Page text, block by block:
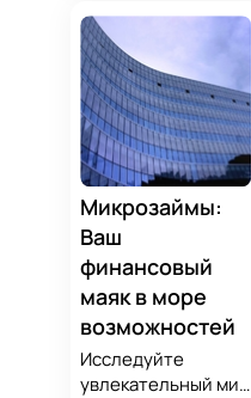
вариант,
разработать
стратегию
погашения и
обеспечить свою
финансовую
безопасность. Ваш
компас в мире
микрокредитов!
Микрозаймы:
Ваш
финансовый
маяк в море
возможностей
Исследуйте
увлекательный мир